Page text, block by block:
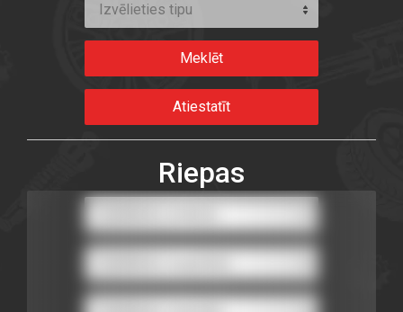
Izvēlieties tipu
Riepas